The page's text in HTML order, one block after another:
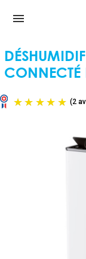
CONNECTÉ